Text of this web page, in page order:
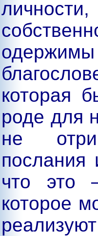
которая
роде для
не
послания
что это
которое